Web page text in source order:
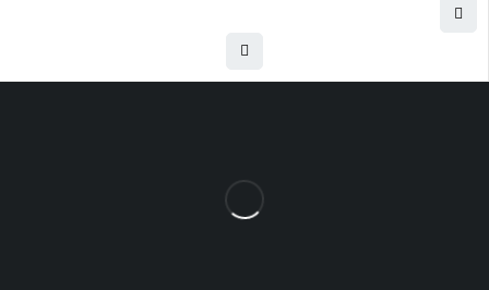
الخليل - شارع بئر السبع ت : 022221166 (فتح الخريطه)